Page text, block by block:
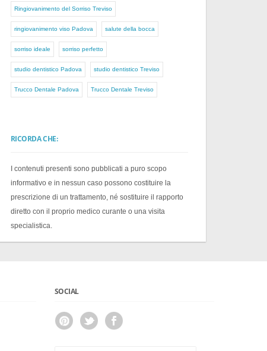
Ringiovanimento del Sorriso Treviso
ringiovanimento viso Padova salute della bocca
sorriso ideale sorriso perfetto
studio dentistico Padova studio dentistico Treviso
Trucco Dentale Padova Trucco Dentale Treviso
RICORDA CHE:
I contenuti presenti sono pubblicati a puro scopo
informativo e in nessun caso possono costituire la
prescrizione di un trattamento, né sostituire il rapporto
diretto con il proprio medico curante o una visita
specialistica.
SOCIAL